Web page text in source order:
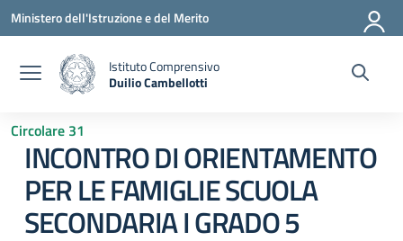
Vai ai contenuti
Vai al menu di navigazione
Vai al footer
Ministero dell'Istruzione e del Merito
Istituto Comprensivo
Duilio Cambellotti
Circolare 31
INCONTRO DI ORIENTAMENTO
PER LE FAMIGLIE SCUOLA
SECONDARIA I GRADO 5